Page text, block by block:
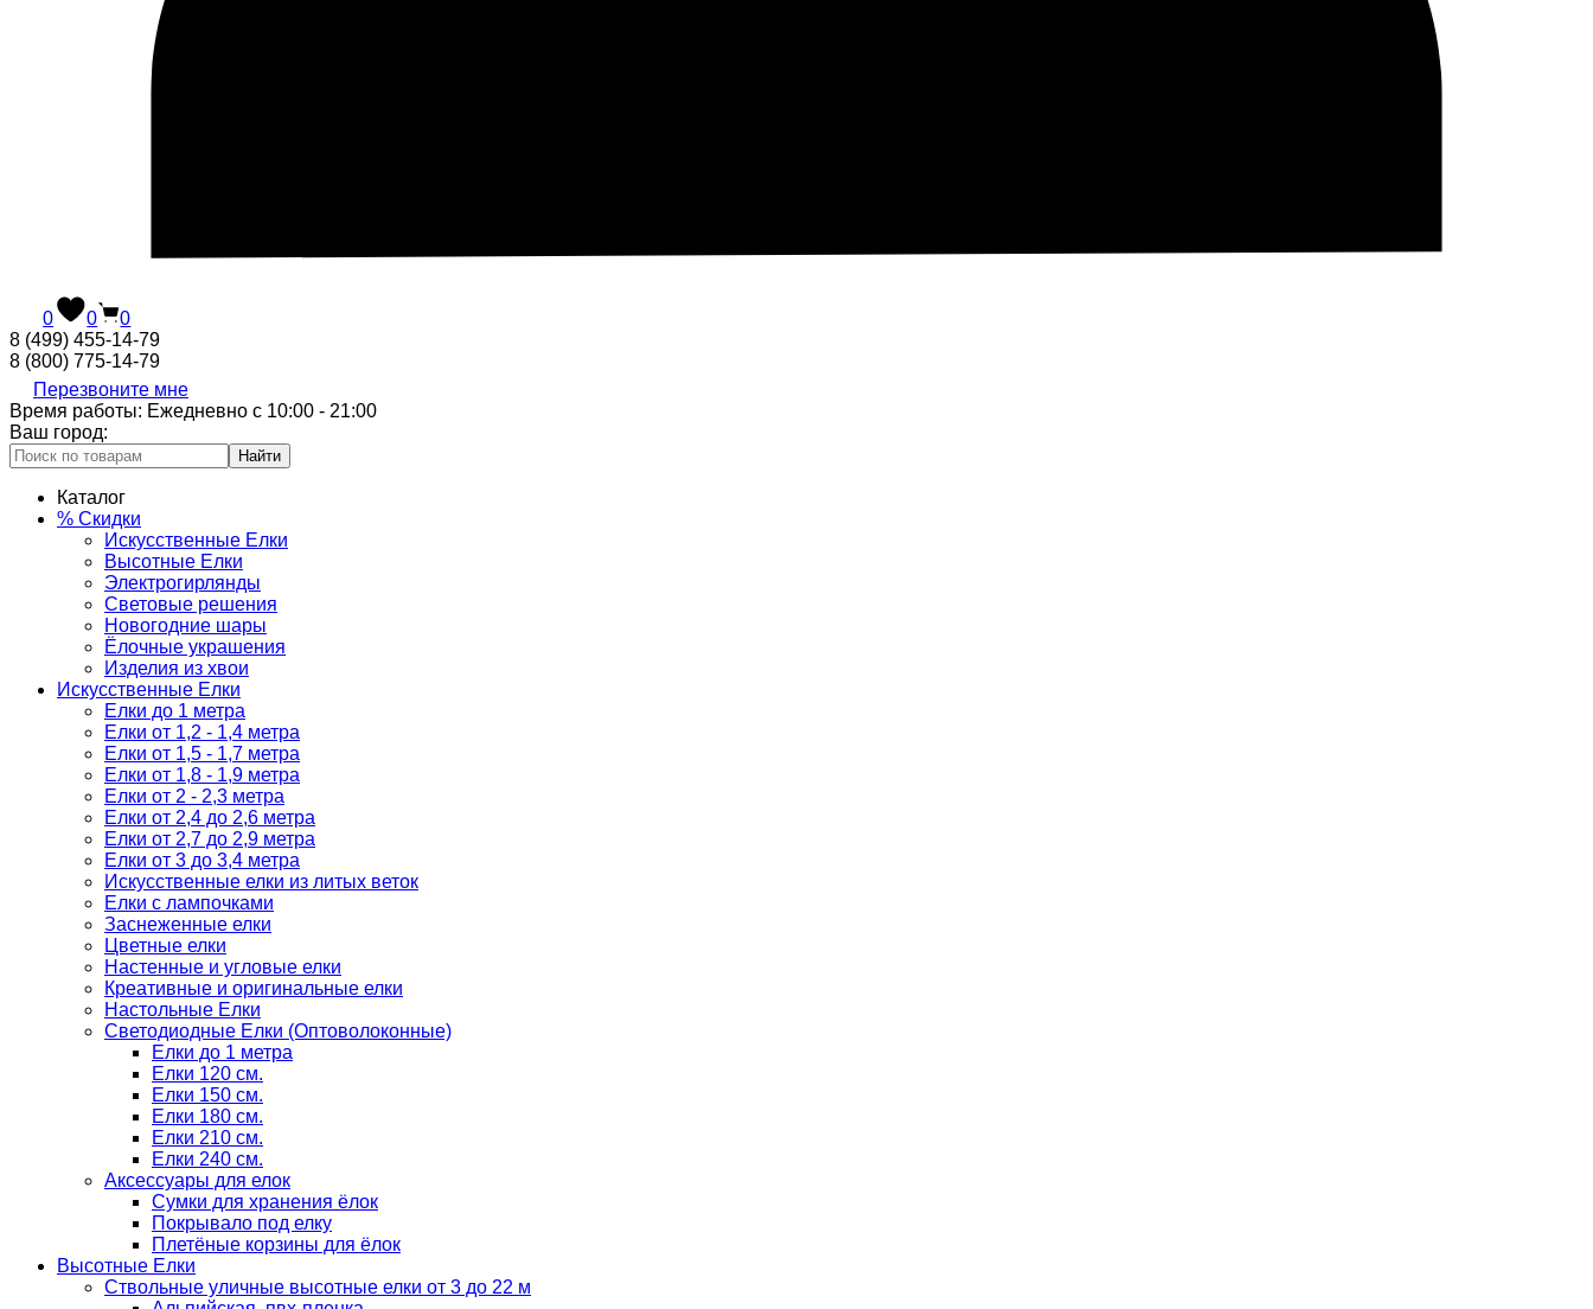
0 0
0
8 (499) 455-14-79
8 (800) 775-14-79
Перезвоните мне
Время работы: Ежедневно с 10:00 - 21:00
Ваш город:
Найти
Каталог
% Скидки
Искусственные Елки
Высотные Елки
Электрогирлянды
Световые решения
Новогодние шары
Ёлочные украшения
Изделия из хвои
Искусственные Елки
Елки до 1 метра
Елки от 1,2 - 1,4 метра
Елки от 1,5 - 1,7 метра
Елки от 1,8 - 1,9 метра
Елки от 2 - 2,3 метра
Елки от 2,4 до 2,6 метра
Елки от 2,7 до 2,9 метра
Елки от 3 до 3,4 метра
Искусственные елки из литых веток
Елки с лампочками
Заснеженные елки
Цветные елки
Настенные и угловые елки
Креативные и оригинальные елки
Настольные Елки
Светодиодные Елки (Оптоволоконные)
Елки до 1 метра
Елки 120 см.
Елки 150 см.
Елки 180 см.
Елки 210 см.
Елки 240 см.
Аксессуары для елок
Сумки для хранения ёлок
Покрывало под елку
Плетёные корзины для ёлок
Высотные Елки
Ствольные уличные высотные елки от 3 до 22 м